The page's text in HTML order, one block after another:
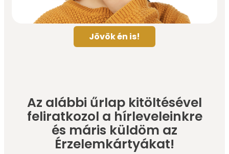
Jövök én is!
Az alábbi űrlap kitöltésével
feliratkozol a hírleveleinkre
és máris küldöm az
Érzelemkártyákat!